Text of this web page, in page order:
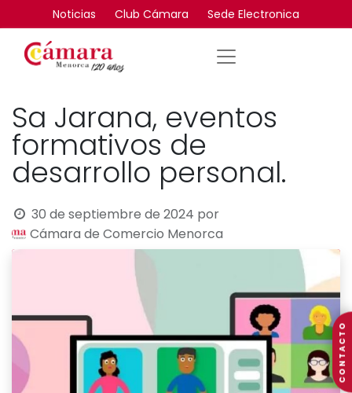
Noticias Club Cámara Sede Electronica
Sa Jarana, eventos
formativos de
desarrollo personal.
30 de septiembre de 2024 por
Cámara de Comercio Menorca
CONTACTO